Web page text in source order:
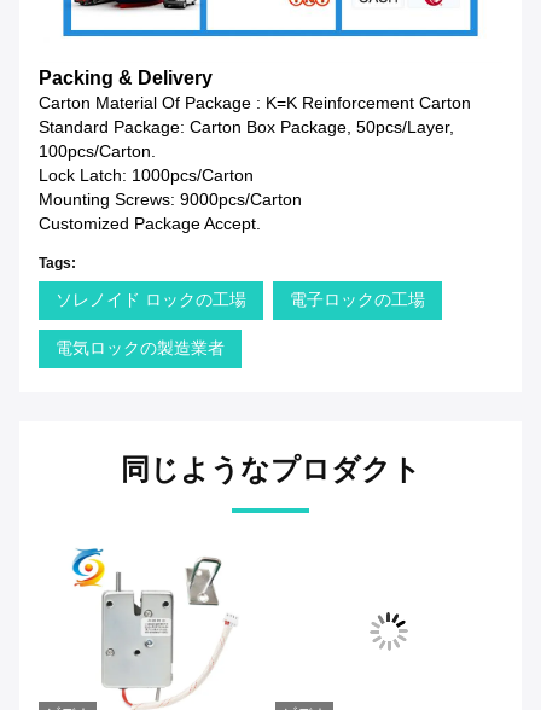
Packing & Delivery
Carton Material Of Package : K=K Reinforcement Carton
Standard Package: Carton Box Package, 50pcs/layer,
100pcs/carton.
Lock Latch: 1000pcs/carton
Mounting Screws: 9000pcs/carton
Customized Package Accept.
Tags:
ソレノイド ロックの工場 電子ロックの工場
電気ロックの製造業者
同じようなプロダクト